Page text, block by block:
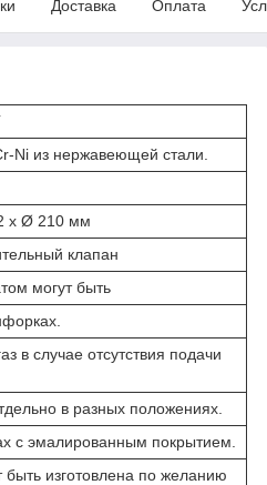
Доставка Оплата
Ni из нержавеющей стали.
x Ø 210 мм
клапан
могут быть
в случае отсутствия подачи
в разных положениях.
с эмалированным покрытием.
быть изготовлена по желанию